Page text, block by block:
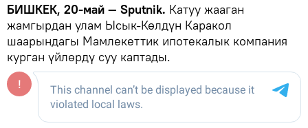
БИШКЕК, 20-май — Sputnik. Катуу жааган
жамгырдан улам Ысык-Көлдүн Каракол
шаарындагы Мамлекеттик ипотекалык компания
курган үйлөрдү суу каптады.